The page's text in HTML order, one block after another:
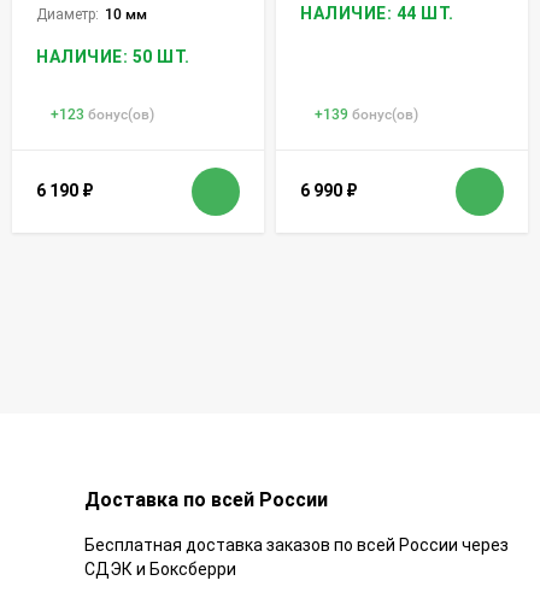
Диаметр: 10 мм
НАЛИЧИЕ: 50 ШТ.
+123 бонус(ов)
6 190 ₽
НАЛИЧИЕ: 44 ШТ.
+139 бонус(ов)
6 990 ₽
Доставка по всей России
Бесплатная доставка заказов по всей России через
СДЭК и Боксберри